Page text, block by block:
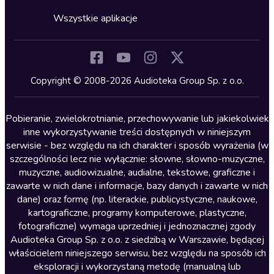
Kryminały
Lektury szkolne
Literatura anglojęzyczna
Literatura faktu
Literatura obyczajowa
Literatura piękna obca
Literatura piękna polska
Nagrania relaksacyjne
Nauka języków
Nauki humanistyczne
Cykle audiobooków
Wszystkie aplikacje
Copyright © 2008-2026 Audioteka Group Sp. z o.o.
Pobieranie, zwielokrotnianie, przechowywanie lub jakiekolwiek
inne wykorzystywanie treści dostępnych w niniejszym
serwisie - bez względu na ich charakter i sposób wyrażenia (w
szczególności lecz nie wyłącznie: słowne, słowno-muzyczne,
muzyczne, audiowizualne, audialne, tekstowe, graficzne i
zawarte w nich dane i informacje, bazy danych i zawarte w nich
dane) oraz formę (np. literackie, publicystyczne, naukowe,
kartograficzne, programy komputerowe, plastyczne,
fotograficzne) wymaga uprzedniej i jednoznacznej zgody
Audioteka Group Sp. z o.o. z siedzibą w Warszawie, będącej
właścicielem niniejszego serwisu, bez względu na sposób ich
eksploracji i wykorzystaną metodę (manualną lub